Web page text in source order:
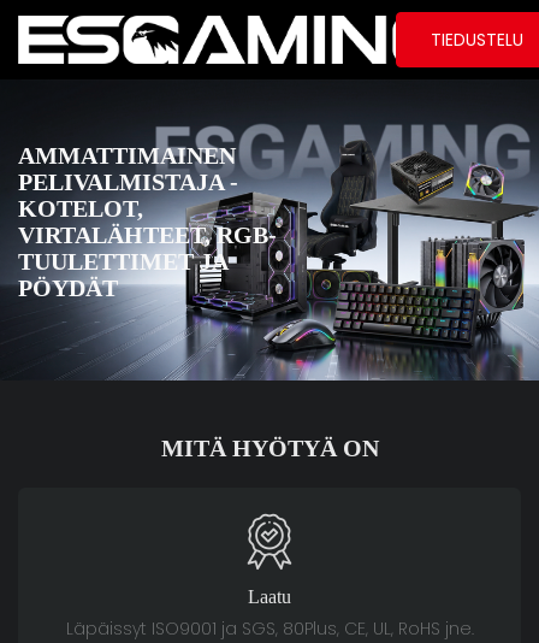
TIEDUSTELU
AMMATTIMAINEN
PELIVALMISTAJA -
KOTELOT,
VIRTALÄHTEET, RGB-
TUULETTIMET JA
PÖYDÄT
MITÄ HYÖTYÄ ON
Laatu
Läpäissyt ISO9001 ja SGS, 80Plus, CE, UL, RoHS jne.